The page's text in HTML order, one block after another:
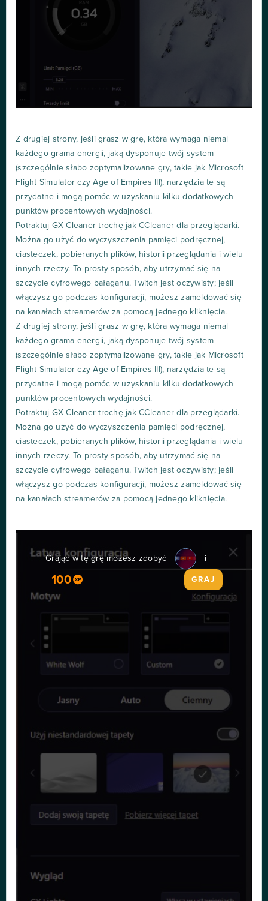
Z drugiej strony, jeśli grasz w grę, która wymaga niemal
każdego grama energii, jaką dysponuje twój system
(szczególnie słabo zoptymalizowane gry, takie jak Microsoft
Flight Simulator czy Age of Empires III), narzędzia te są
przydatne i mogą pomóc w uzyskaniu kilku dodatkowych
punktów procentowych wydajności.
Potraktuj GX Cleaner trochę jak CCleaner dla przeglądarki.
Można go użyć do wyczyszczenia pamięci podręcznej,
ciasteczek, pobieranych plików, historii przeglądania i wielu
innych rzeczy. To prosty sposób, aby utrzymać się na
szczycie cyfrowego bałaganu. Twitch jest oczywisty; jeśli
włączysz go podczas konfiguracji, możesz zameldować się
na kanałach streamerów za pomocą jednego kliknięcia.
Z drugiej strony, jeśli grasz w grę, która wymaga niemal
każdego grama energii, jaką dysponuje twój system
(szczególnie słabo zoptymalizowane gry, takie jak Microsoft
Flight Simulator czy Age of Empires III), narzędzia te są
przydatne i mogą pomóc w uzyskaniu kilku dodatkowych
punktów procentowych wydajności.
Potraktuj GX Cleaner trochę jak CCleaner dla przeglądarki.
Można go użyć do wyczyszczenia pamięci podręcznej,
ciasteczek, pobieranych plików, historii przeglądania i wielu
innych rzeczy. To prosty sposób, aby utrzymać się na
szczycie cyfrowego bałaganu. Twitch jest oczywisty; jeśli
włączysz go podczas konfiguracji, możesz zameldować się
na kanałach streamerów za pomocą jednego kliknięcia.
Grając w tę grę możesz zdobyć i
100 GRAJ